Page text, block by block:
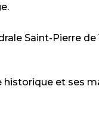
Saint-Pierre
historique et ses